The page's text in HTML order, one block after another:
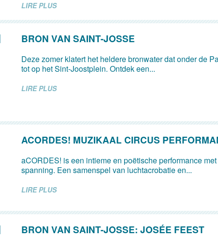
LIRE PLUS
BRON VAN SAINT-JOSSE
Deze zomer klatert het heldere bronwater dat onder de
tot op het Sint-Joostplein. Ontdek een...
LIRE PLUS
ACORDES! MUZIKAAL CIRCUS
aCORDES! is een intieme en poëtische performance
spanning. Een samenspel van luchtacrobatie en...
LIRE PLUS
BRON VAN SAINT-JOSSE: JOSÉE FEEST